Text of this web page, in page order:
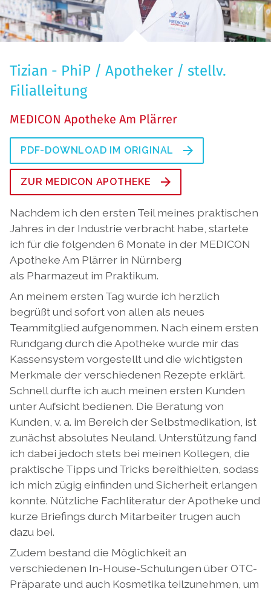
Tizian - PhiP / Apotheker / stellv.
Filialleitung
MEDICON Apotheke Am Plärrer
PDF-DOWNLOAD IM ORIGINAL
ZUR MEDICON APOTHEKE
Nachdem ich den ersten Teil meines praktischen
Jahres in der Industrie verbracht habe, startete
ich für die folgenden 6 Monate in der MEDICON
Apotheke Am Plärrer in Nürnberg
als Pharmazeut im Praktikum.
An meinem ersten Tag wurde ich herzlich
begrüßt und sofort von allen als neues
Teammitglied aufgenommen. Nach einem ersten
Rundgang durch die Apotheke wurde mir das
Kassensystem vorgestellt und die wichtigsten
Merkmale der verschiedenen Rezepte erklärt.
Schnell durfte ich auch meinen ersten Kunden
unter Aufsicht bedienen. Die Beratung von
Kunden, v. a. im Bereich der Selbstmedikation, ist
zunächst absolutes Neuland. Unterstützung fand
ich dabei jedoch stets bei meinen Kollegen, die
praktische Tipps und Tricks bereithielten, sodass
ich mich zügig einfinden und Sicherheit erlangen
konnte. Nützliche Fachliteratur der Apotheke und
kurze Briefings durch Mitarbeiter trugen auch
dazu bei.
Zudem bestand die Möglichkeit an
verschiedenen In-House-Schulungen über OTC-
Präparate und auch Kosmetika teilzunehmen, um